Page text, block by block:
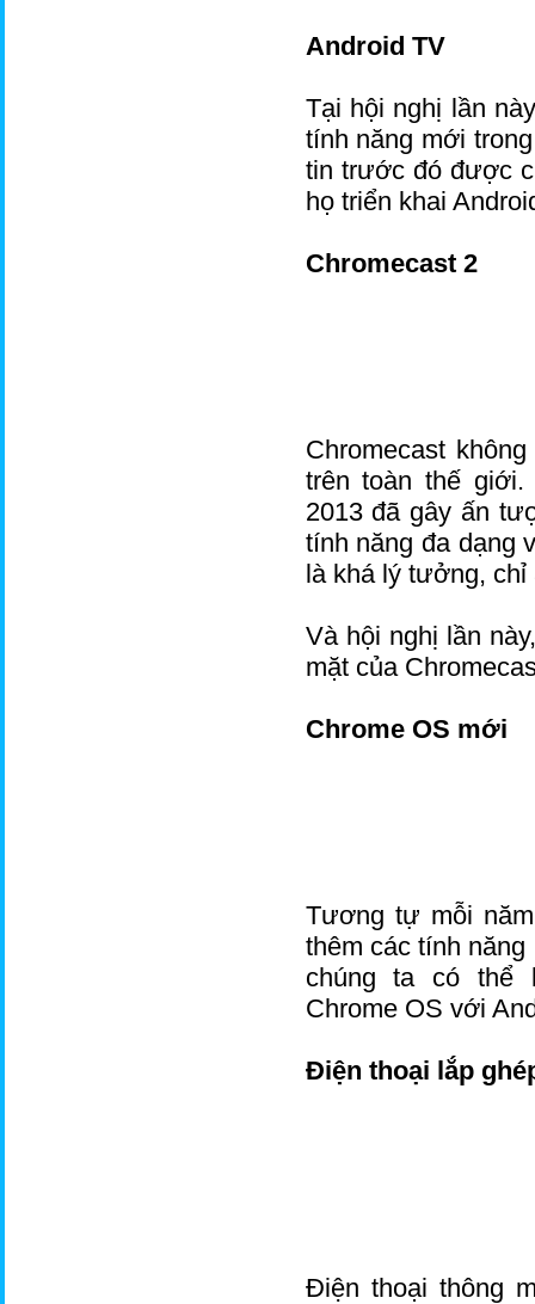
Android TV
Tại hội nghị lần
tính năng mới
tin trước đó được
họ triển khai
Chromecast 2
Chromecast
trên toàn thế
2013 đã gây ấn
tính năng đa dạng
là khá lý tưởng,
Và hội nghị lần
mặt của
Chrome OS mới
Tương tự mỗi
thêm các tính
chúng ta có thể
Chrome OS với
Điện thoại lắp
Điện thoại thông